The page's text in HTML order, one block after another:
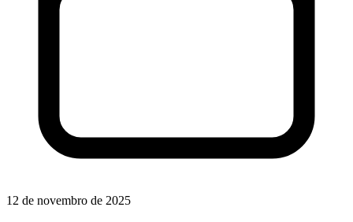
12 de novembro de 2025